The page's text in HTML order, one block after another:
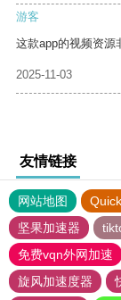
游客
这款app的视频资源
2025-11-03
友情链接
网站地图
坚果加速器
免费vqn外网加速
旋风加速度器